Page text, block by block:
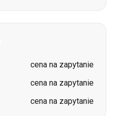
cena na zapytanie
cena na zapytanie
cena na zapytanie